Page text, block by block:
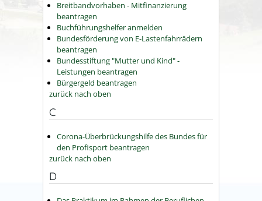
Breitbandvorhaben - Mitfinanzierung
beantragen
Buchführungshelfer anmelden
Bundesförderung von E-Lastenfahrrädern
beantragen
Bundesstiftung "Mutter und Kind" -
Leistungen beantragen
Bürgergeld beantragen
zurück nach oben
C
Corona-Überbrückungshilfe des Bundes für
den Profisport beantragen
zurück nach oben
D